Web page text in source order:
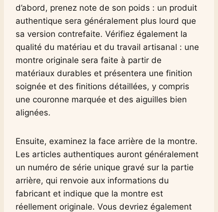
d’abord, prenez note de son poids : un produit
authentique sera généralement plus lourd que
sa version contrefaite. Vérifiez également la
qualité du matériau et du travail artisanal : une
montre originale sera faite à partir de
matériaux durables et présentera une finition
soignée et des finitions détaillées, y compris
une couronne marquée et des aiguilles bien
alignées.
Ensuite, examinez la face arrière de la montre.
Les articles authentiques auront généralement
un numéro de série unique gravé sur la partie
arrière, qui renvoie aux informations du
fabricant et indique que la montre est
réellement originale. Vous devriez également